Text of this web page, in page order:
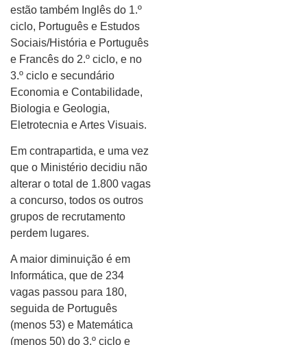
estão também Inglês do 1.º
ciclo, Português e Estudos
Sociais/História e Português
e Francês do 2.º ciclo, e no
3.º ciclo e secundário
Economia e Contabilidade,
Biologia e Geologia,
Eletrotecnia e Artes Visuais.
Em contrapartida, e uma vez
que o Ministério decidiu não
alterar o total de 1.800 vagas
a concurso, todos os outros
grupos de recrutamento
perdem lugares.
A maior diminuição é em
Informática, que de 234
vagas passou para 180,
seguida de Português
(menos 53) e Matemática
(menos 50) do 3.º ciclo e